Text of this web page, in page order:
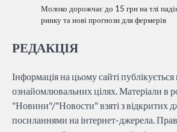
Молоко дорожчає до 15 грн на тлі
ринку та нові прогнози для фермерів
РЕДАКЦІЯ
Інформація на цьому сайті
ознайомлювальних цілях. Матеріали в
"Новини"/"Новости" взяті з відкритих
посиланнями на інтернет-джерела.